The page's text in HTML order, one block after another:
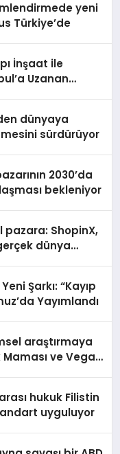
yeni
Türkiye’de
İnşaat ile
Uzanan
dünyaya
sürdürüyor
2030’da
bekleniyor
pazara: ShopinX,
dünya
Şarkı: “Kayıp
Yayımlandı
araştırmaya
ve Vegan
hukuk Filistin
uyguluyor